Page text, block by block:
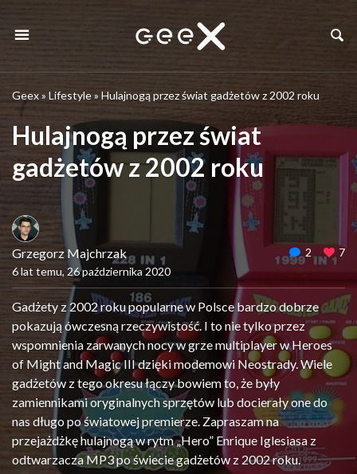
Geex» Lifestyle» Hulajnogą przez świat gadżetów z 2002 roku
Hulajnogą przez świat
gadżetów z 2002 roku
Grzegorz Majchrzak
6 lat temu, 26 października 2020
2 7
Gadżety z 2002 roku popularne w Polsce bardzo dobrze
pokazują ówczesną rzeczywistość. I to nie tylko przez
wspomnienia zarwanych nocy w grze multiplayer w Heroes
of Might and Magic III dzięki modemowi Neostrady. Wiele
gadżetów z tego okresu łączy bowiem to, że były
zamiennikami oryginalnych sprzętów lub docierały one do
nas długo po światowej premierze. Zapraszam na
przejażdżkę hulajnogą w rytm „Hero” Enrique Iglesiasa z
odtwarzacza MP3 po świecie gadżetów z 2002 roku.